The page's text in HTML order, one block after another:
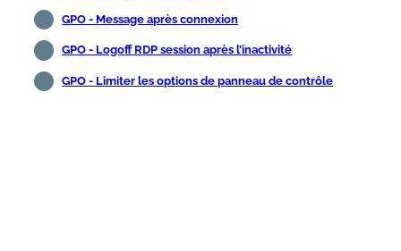
GPO - Message après connexion
GPO - Logoff RDP session après l’inactivité
GPO - Limiter les options de panneau de contrôle